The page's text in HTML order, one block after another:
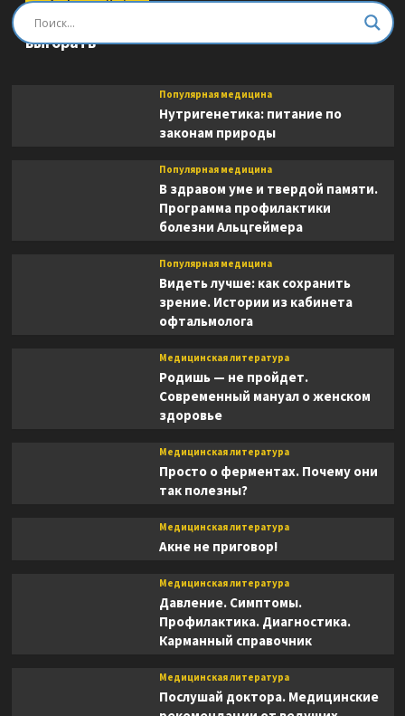
Быть врачом. Как помогать, развиваться и не
выгорать
Популярная медицина
Нутригенетика: питание по
законам природы
Популярная медицина
В здравом уме и твердой памяти.
Программа профилактики
болезни Альцгеймера
Популярная медицина
Видеть лучше: как сохранить
зрение. Истории из кабинета
офтальмолога
Медицинская литература
Родишь — не пройдет.
Современный мануал о женском
здоровье
Медицинская литература
Просто о ферментах. Почему они
так полезны?
Медицинская литература
Акне не приговор!
Медицинская литература
Давление. Симптомы.
Профилактика. Диагностика.
Карманный справочник
Медицинская литература
Послушай доктора. Медицинские